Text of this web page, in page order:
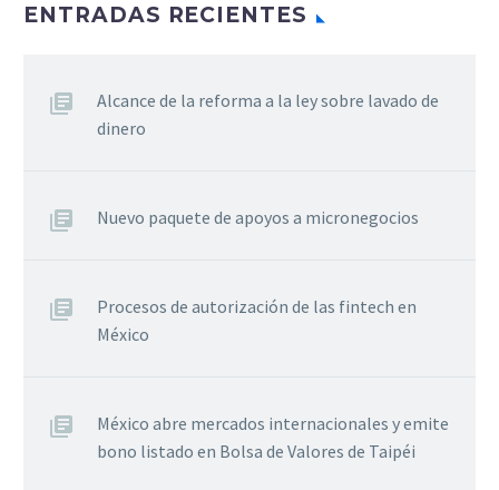
ENTRADAS RECIENTES
Alcance de la reforma a la ley sobre lavado de
dinero
Nuevo paquete de apoyos a micronegocios
Procesos de autorización de las fintech en
México
México abre mercados internacionales y emite
bono listado en Bolsa de Valores de Taipéi